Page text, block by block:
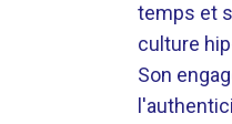
temps et
culture
Son